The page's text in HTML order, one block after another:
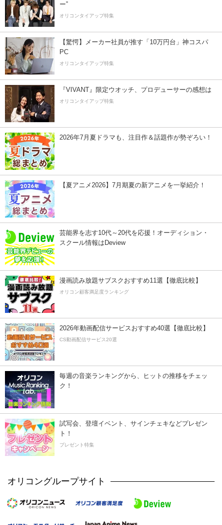
ー”
オリコンタイアップ特集
【驚愕】メーカー社員が推す「10万円台」神コスパ
PC
オリコンタイアップ特集
『VIVANT』限定ウオッチ、プロデューサーの感想は
オリコンタイアップ特集
2026年7月夏ドラマも、注目作＆話題作が勢ぞろい！
【夏アニメ2026】7月期夏の新アニメを一挙紹介！
芸能界を志す10代～20代を応援！オーディション・
スクール情報はDeview
漫画読み放題サブスクおすすめ11選【徹底比較】
オリコン顧客満足度ランキング
2026年動画配信サービスおすすめ40選【徹底比較】
CS動画配信サービス20選
毎週の音楽ランキングから、ヒットの推移をチェッ
ク！
試写会、登壇イベント、サインチェキなどプレゼン
ト！
プレゼント特集
オリコングループサイト